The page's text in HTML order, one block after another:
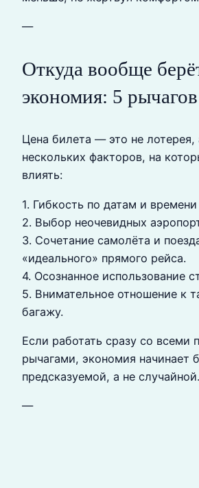
—
Откуда вообще
экономия: 5
Цена билета — это не лотерея,
нескольких факторов, на
влиять:
1. Гибкость по датам и
2. Выбор неочевидных
3. Сочетание самолёта и
«идеального» прямого рейса.
4. Осознанное использование
5. Внимательное отношение к
багажу.
Если работать сразу со всеми
рычагами, экономия начинает
предсказуемой, а не случайной.
—